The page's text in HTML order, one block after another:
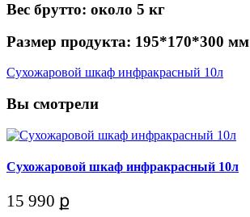
Вес брутто: около 5 кг
Размер продукта: 195*170*300 мм
Сухожаровой шкаф инфракрасный 10л
Вы смотрели
Сухожаровой шкаф инфракрасный 10л
15 990 ք